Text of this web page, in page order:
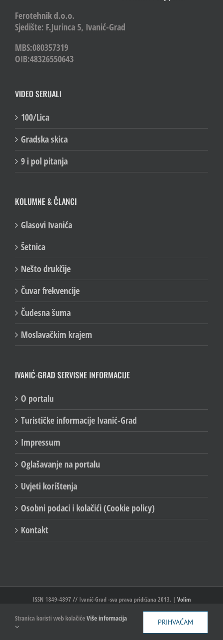
Ferotehnik d.o.o.
Sjedište: F.Jurinca 5, Ivanić-Grad
MBS:080357319
OIB:48326550643
VIDEO SERIJALI
100/Lica
Gradska skica
9 i pol pitanja
KOLUMNE & ČLANCI
Glasovi Ivanića
Šetnica
Nešto drukčije
Čuvar frekvencije
Čudesna šuma
Moslavačkim krajem
IVANIĆ-GRAD SERVISNE INFORMACIJE
O portalu
Turističke informacije Ivanić-Grad
Impressum
Oglašavanje na portalu
Uvjeti korištenja
Osobni podaci i kolačići (Cookie policy)
Kontakt
ISSN 1849-4897 // Ivanić-Grad -sva prava pridržana 2013. | Volim
Email
Stranica koristi web kolačićeViše informacija PRIHVAĆAM